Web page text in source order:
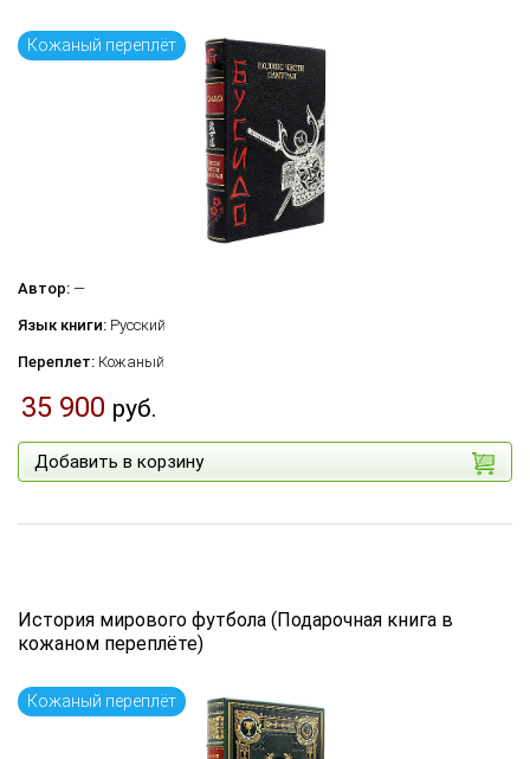
Кожаный переплёт
Автор: —
Язык книги: Русский
Переплет: Кожаный
35 900 руб.
Добавить в корзину
История мирового футбола (Подарочная книга в
кожаном переплёте)
Кожаный переплёт